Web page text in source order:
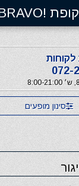
קופת !BRAVO
072-
סינון מופעים